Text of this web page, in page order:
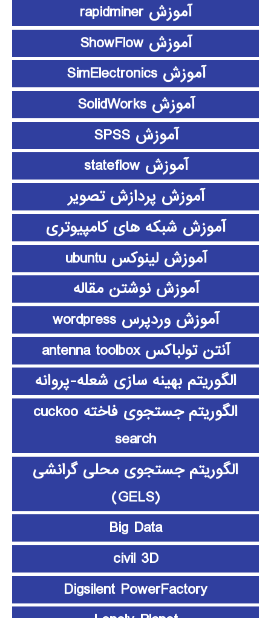
آموزش rapidminer
آموزش ShowFlow
آموزش SimElectronics
آموزش SolidWorks
آموزش SPSS
آموزش stateflow
آموزش پردازش تصویر
آموزش شبکه های کامپیوتری
آموزش لینوکس ubuntu
آموزش نوشتن مقاله
آموزش وردپرس wordpress
آنتن تولباکس antenna toolbox
الگوریتم بهینه سازی شعله-پروانه
الگوریتم جستجوی فاخته cuckoo
search
الگوریتم جستجوی محلی گرانشی
(GELS)
Big Data
civil 3D
Digsilent PowerFactory